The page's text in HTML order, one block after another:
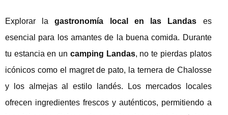
Explorar lagastronomía local en las Landas es
esencial para los amantes de la buena comida. Durante
tu estancia en un camping Landas, no te pierdas platos
icónicos como el magret de pato, la ternera de Chalosse
y los almejas al estilo landés. Los mercados locales
ofrecen ingredientes frescos y auténticos, permitiendo a